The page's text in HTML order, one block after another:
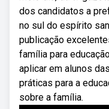
dos candidatos a
no sul do espírito
publicação
família para
aplicar em alunos
práticas para a
sobre a família.